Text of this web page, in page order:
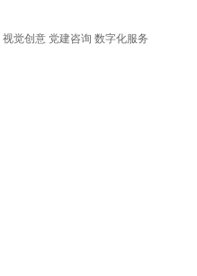
视觉创意 党建咨询 数字化服务